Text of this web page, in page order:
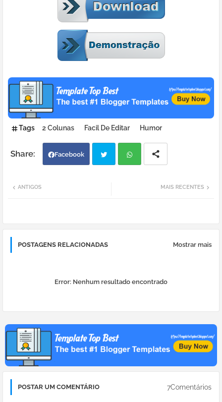
Tags 2 Colunas Facil De Editar Humor
Facebook
pp
MAIS RECENTES
ANTIGOS
POSTAGENS RELACIONADAS Mostrar mais
Error: Nenhum resultado encontrado
POSTAR UM COMENTÁRIO 7Comentários